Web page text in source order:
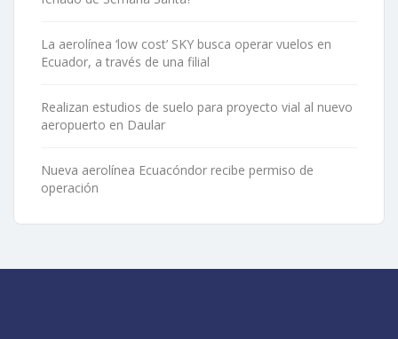
La aerolínea ‘low cost’ SKY busca operar vuelos en
Ecuador, a través de una filial
Realizan estudios de suelo para proyecto vial al nuevo
aeropuerto en Daular
Nueva aerolínea Ecuacóndor recibe permiso de
operación